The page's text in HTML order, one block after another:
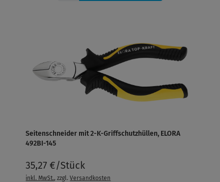
Seitenschneider mit 2-K-Griffschutzhüllen, ELORA
492BI-145
35,27 €/Stück
inkl. MwSt., zzgl.Versandkosten